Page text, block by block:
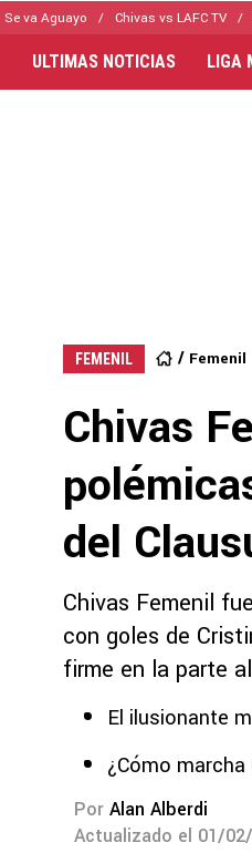
Se va Aguayo Chivas vs LAFC TV
ULTIMAS NOTICIAS LIGA
FEMENIL Femenil
Chivas
del
Chivas Femenil
con goles de
firme en la parte
El ilusionante
¿Cómo
Por Alan Alberdi
Actualizado el 01/